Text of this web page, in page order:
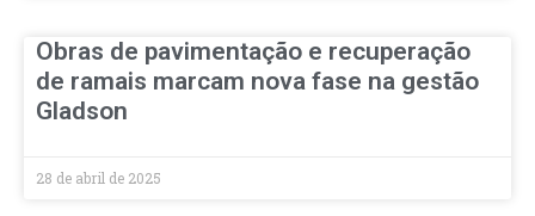
Obras de pavimentação e recuperação
de ramais marcam nova fase na gestão
Gladson
28 de abril de 2025